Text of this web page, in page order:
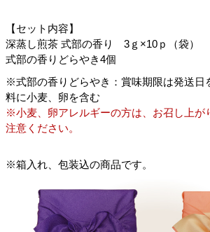
【セット内容】
深蒸し煎茶 式部の香り 3ｇ×10ｐ（袋）
式部の香りどらやき4個
※式部の香りどらやき：賞味期限は発送日
料に小麦、卵を含む
※小麦、卵アレルギーの方は、お召し上が
注意ください。
※箱入れ、包装込の商品です。